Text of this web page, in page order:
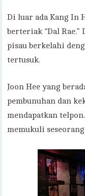
Di luar ada Kang In
berteriak “Dal Rae.”
pisau berkelahi
tertusuk.
Joon Hee yang
pembunuhan dan
mendapatkan
memukuli